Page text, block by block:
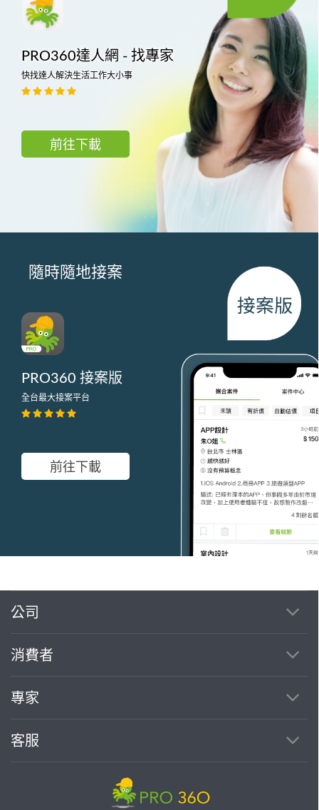
PRO360達人網 - 找專家
快找達人解決生活工作大小事
前往下載
隨時隨地接案
PRO360 接案版
全台最大接案平台
前往下載
公司
消費者
專家
客服
繼續完成